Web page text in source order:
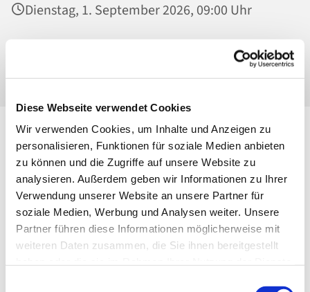
Diese Webseite verwendet Cookies
Wir verwenden Cookies, um Inhalte und Anzeigen zu
personalisieren, Funktionen für soziale Medien anbieten
zu können und die Zugriffe auf unsere Website zu
analysieren. Außerdem geben wir Informationen zu Ihrer
Verwendung unserer Website an unsere Partner für
soziale Medien, Werbung und Analysen weiter. Unsere
Partner führen diese Informationen möglicherweise mit
weiteren Daten zusammen, die Sie ihnen bereitgestellt
Dienstag, 1. September 2026, 09:00 Uhr
St. Josef - Berlin-Weißensee, Pfarrkirche,